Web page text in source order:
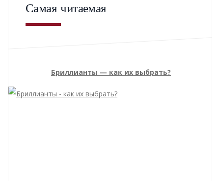
Самая читаемая
Бриллианты — как их выбрать?